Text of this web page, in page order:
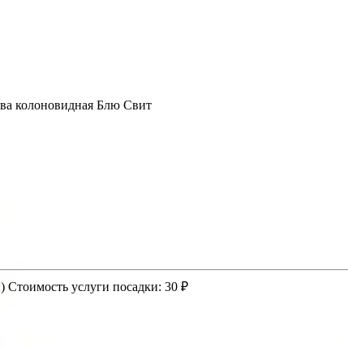
колоновидная Блю Свит
Стоимость услуги посадки: 30 ₽